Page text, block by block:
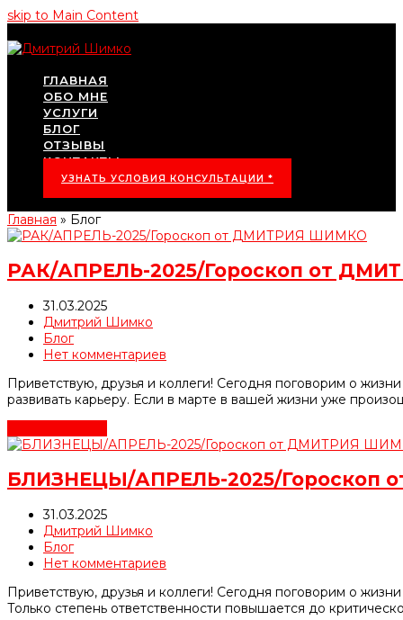
skip to Main Content
ГЛАВНАЯ
ОБО МНЕ
УСЛУГИ
БЛОГ
ОТЗЫВЫ
КОНТАКТЫ
УЗНАТЬ УСЛОВИЯ КОНСУЛЬТАЦИИ *
Главная » Блог
РАК/АПРЕЛЬ-2025/Гороскоп от
31.03.2025
Дмитрий Шимко
Блог
Нет комментариев
Приветствую, друзья и коллеги! Сегодня поговорим о
развивать карьеру. Если в марте в вашей жизни уже
БЛИЗНЕЦЫ/АПРЕЛЬ-2025/
31.03.2025
Дмитрий Шимко
Блог
Нет комментариев
Приветствую, друзья и коллеги! Сегодня поговорим о
Только степень ответственности повышается до